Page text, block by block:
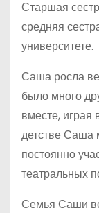
Старшая
средняя
университете.
Саша росла
было много
вместе, играя
детстве Саша
постоянно
театральных
Семья Саши